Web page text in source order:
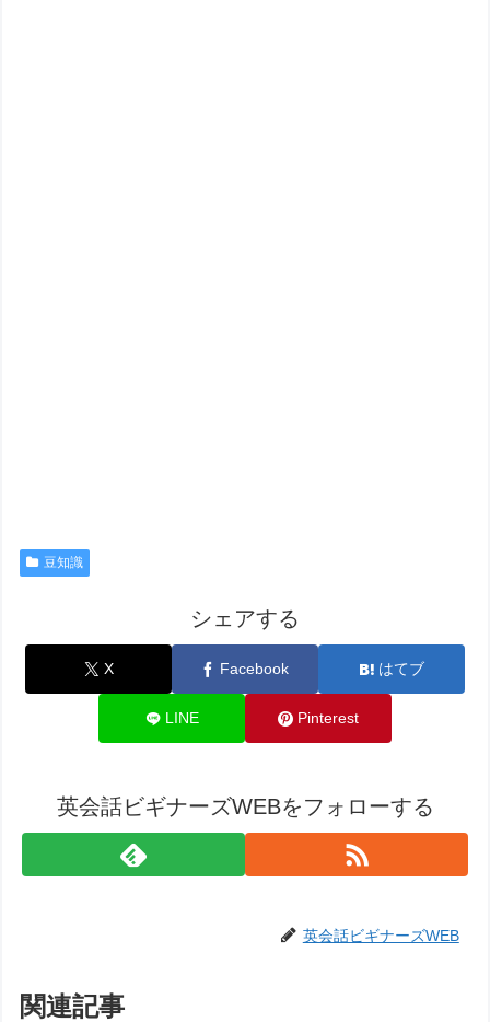
豆知識
シェアする
X Facebook はてブ
LINE Pinterest
英会話ビギナーズWEBをフォローする
英会話ビギナーズWEB
関連記事